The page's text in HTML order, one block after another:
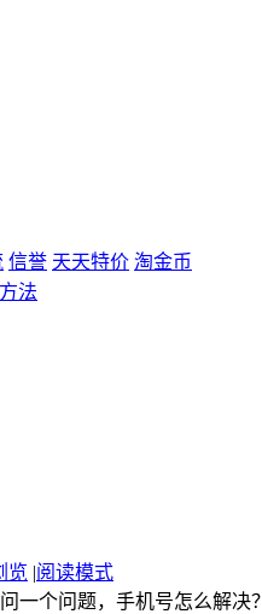
信誉 天天特价 淘金币
法
览 |阅读模式
一个问题，手机号怎么解决？